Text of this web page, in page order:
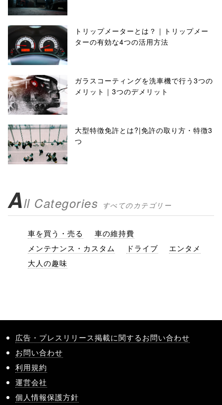
トリップメーターとは？｜トリップメー
ターの有効な4つの活用方法
ガラスコーティングを洗車機で行う3つの
メリット｜3つのデメリット
大型特徴免許とは?|免許の取り方・特徴3
つ
All Categories すべてのカテゴリー
車を買う・売る
車の維持費
メンテナンス・カスタム
ドライブ
エンタメ
大人の趣味
広告・プレスリリース掲載に関するお問い合わせ
お問い合わせ
利用規約
運営会社
個人情報保護方針